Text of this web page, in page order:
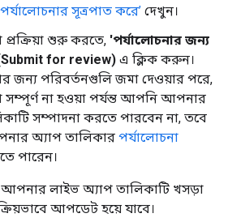
সূত্রপাত করে’ দেখুন।
প্রক্রিয়া শুরু করতে, 'পর্যালোচনার জন্য
for review) এ ক্লিক করুন।
জন্য পরিবর্তনগুলি জমা দেওয়ার পরে,
সম্পূর্ণ না হওয়া পর্যন্ত আপনি আপনার
সম্পাদনা করতে পারবেন না, তবে
অ্যাপ তালিকার পর্যালোচনা
পারেন।
লাইভ অ্যাপ তালিকাটি খসড়া
আপডেট হয়ে যাবে।